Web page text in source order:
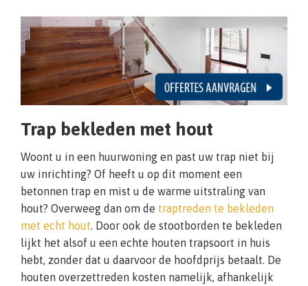
Trap bekleden met hout
Woont u in een huurwoning en past uw trap niet bij
uw inrichting? Of heeft u op dit moment een
betonnen trap en mist u de warme uitstraling van
hout? Overweeg dan om de traptreden te bekleden
met echt hout. Door ook de stootborden te bekleden
lijkt het alsof u een echte houten trapsoort in huis
hebt, zonder dat u daarvoor de hoofdprijs betaalt. De
houten overzettreden kosten namelijk, afhankelijk